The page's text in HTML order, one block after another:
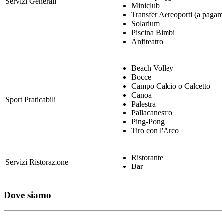
Miniclub
Transfer Aereoporti (a
Solarium
Piscina Bimbi
Anfiteatro
Sport Praticabili
Beach Volley
Bocce
Campo Calcio o Calcetto
Canoa
Palestra
Pallacanestro
Ping-Pong
Tiro con l'Arco
Servizi Ristorazione
Ristorante
Bar
Dove siamo